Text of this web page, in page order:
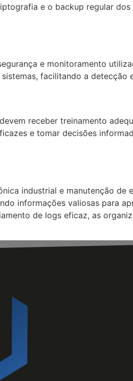
e o backup regular
e monitoramento
facilitando a detecção
receber treinamento
e tomar decisões
industrial e manutenção de
informações valiosas para
de logs eficaz, as